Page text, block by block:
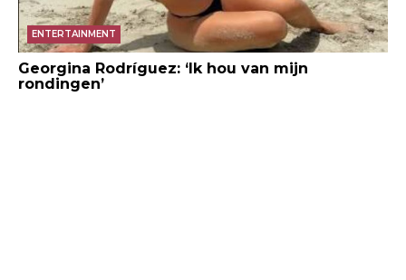
ENTERTAINMENT
Georgina Rodríguez: ‘Ik hou van mijn
rondingen’